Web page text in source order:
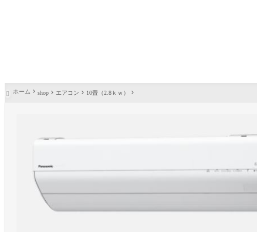
 ホーム shop エアコン 10畳（2.8ｋｗ）